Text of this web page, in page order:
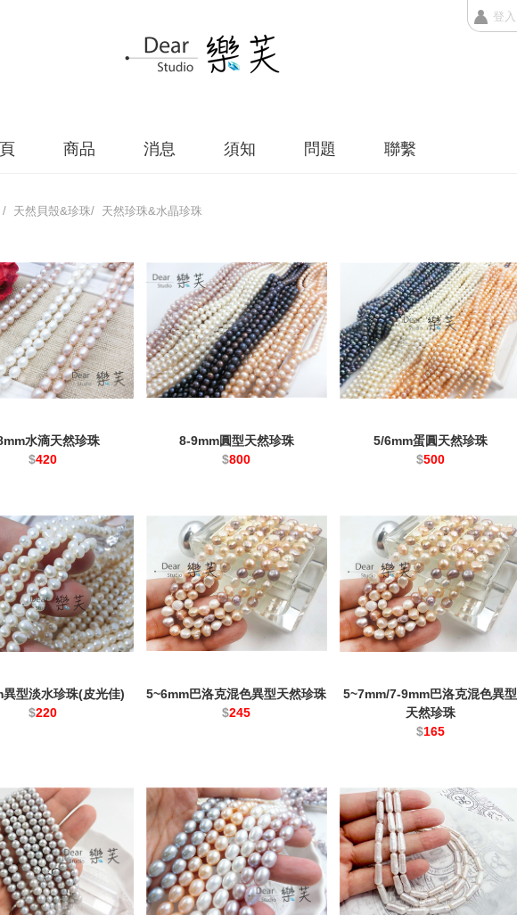
登入
商品 消息 須知 問題 聯繫
然貝殼&珍珠/ 天然珍珠&水晶珍珠
水滴天然珍珠
$420
8-9mm圓型天然珍珠
$800
5/6mm蛋圓天然珍珠
$500
型淡水珍珠(皮光佳)
$220
5~6mm巴洛克混色異型天然珍珠
$245
5~7mm/7-9mm巴洛克混色異型
天然珍珠
$165